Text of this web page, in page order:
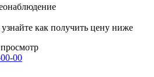
узнайте как получить цену ниже
00